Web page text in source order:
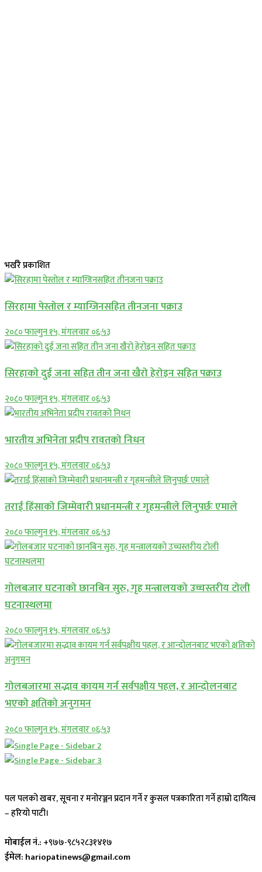
भर्खरै प्रकाशित
सिरहामा पेस्तोल र म्याग्जिनसहित तीनजना पक्राउ
२०८० फाल्गुन १५, मंगलवार ०६:५३
सिरहाकाे दुई जना सहित तीन जना खैरो हेरोइन सहित पक्राउ
२०८० फाल्गुन १५, मंगलवार ०६:५३
भारतीय अभिनेता प्रदीप रावतको निधन
२०८० फाल्गुन १५, मंगलवार ०६:५३
तराई हिंसाको जिम्मेवारी प्रधानमन्त्री र गृहमन्त्रीले लिनुपर्छः एमाले
२०८० फाल्गुन १५, मंगलवार ०६:५३
गोलबजार घटनाको छानबिन सुरु, गृह मन्त्रालयको उच्चस्तरीय टोली
घटनास्थलमा
२०८० फाल्गुन १५, मंगलवार ०६:५३
गोलबजारमा सद्भाव कायम गर्न सर्वपक्षीय पहल, र आन्दोलनबाट
भएको क्षतिको अनुगमन
२०८० फाल्गुन १५, मंगलवार ०६:५३
पल पलको खबर, सूचना र मनोरञ्जन प्रदान गर्ने र कुसल पत्रकारिता गर्ने हाम्रो दायित्व
– हरियो पाटी।
मोबाईल नं.: +९७७-९८५२८३१४१७
ईमेल: hariopatinews@gmail.com